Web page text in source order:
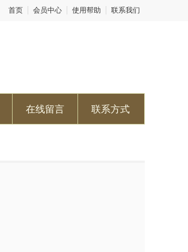
首页 会员中心 使用帮助 联系我们
在线留言 联系方式